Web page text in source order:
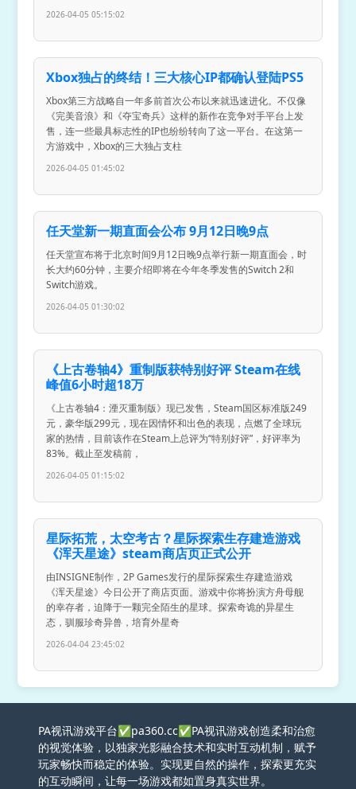
2026-04-05 05:15:02
Xbox独占的终结！三大核心IP都确认登陆PS5
Xbox第三方战略自一年多前首次公布以来就迅速进化。不仅像
《完美音浪》和《夺宝奇兵》这样的新作在竞争对手平台上发
售，连一些最具标志性的IP也纷纷转向了这一平台。在这第一
方游戏中，Xbox的三大独占支柱
2026-04-05 01:45:02
任天堂新一期直面会公布 9月12日晚9点
任天堂宣布将于北京时间9月12日晚9点举行新一期直面会，时
长大约60分钟，主要介绍即将在今年冬季发售的Switch 2和
Switch游戏。
2026-04-05 01:30:02
《上古卷轴4》重制版获特别好评 Steam在线
峰值6小时超18万
《上古卷轴4：湮灭重制版》现已发售，Steam国区标准版249
元，豪华版299元，现在因情怀和出色的表现，点燃了全球玩
家的热情，目前该作在Steam上总评为“特别好评”，好评率为
83%。截止至发稿前，
2026-04-05 01:15:02
星际拓荒，太空考古？星际探索生存建造游戏
《浑天星途》steam商店页正式公开
由INSIGNE制作，2P Games发行的星际探索生存建造游戏
《浑天星途》今日公开了商店页面。游戏中你将扮演方舟母舰
的幸存者，迫降于一颗完全陌生的星球。探索奇诡的异星生
态，驯服珍奇异兽，培育外星奇
2026-04-04 23:45:02
PA视讯游戏平台✅pa360.cc✅PA视讯游戏创造柔和治愈
的视觉体验，以独家光影融合技术和实时互动机制，赋予
玩家畅快而稳定的体验。实现更自然的操作，探索更充实
的互动瞬间，让每一场游戏都如置身真实世界。